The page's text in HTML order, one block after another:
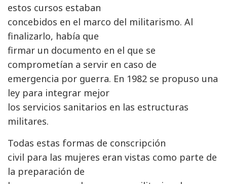
estos cursos estaban
concebidos en el marco del militarismo. Al
finalizarlo, había que
firmar un documento en el que se
comprometían a servir en caso de
emergencia por guerra. En 1982 se propuso una
ley para integrar mejor
los servicios sanitarios en las estructuras
militares.
Todas estas formas de conscripción
civil para las mujeres eran vistas como parte de
la preparación de